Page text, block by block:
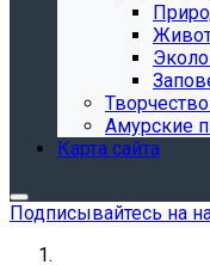
Амурские
Карта сайта
Подписывайтесь на